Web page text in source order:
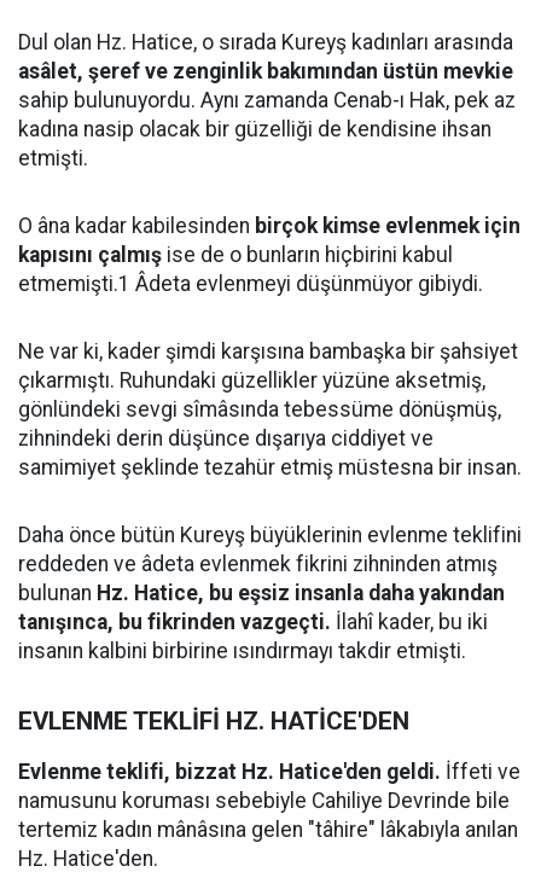
Dul olan Hz. Hatice, o sırada Kureyş kadınları arasında
asâlet, şeref ve zenginlik bakımından üstün mevkie
sahip bulunuyordu. Aynı zamanda Cenab-ı Hak, pek az
kadına nasip olacak bir güzelliği de kendisine ihsan
etmişti.
O âna kadar kabilesinden birçok kimse evlenmek için
kapısını çalmış ise de o bunların hiçbirini kabul
etmemişti.1 Âdeta evlenmeyi düşünmüyor gibiydi.
Ne var ki, kader şimdi karşısına bambaşka bir şahsiyet
çıkarmıştı. Ruhundaki güzellikler yüzüne aksetmiş,
gönlündeki sevgi sîmâsında tebessüme dönüşmüş,
zihnindeki derin düşünce dışarıya ciddiyet ve
samimiyet şeklinde tezahür etmiş müstesna bir insan.
Daha önce bütün Kureyş büyüklerinin evlenme teklifini
reddeden ve âdeta evlenmek fikrini zihninden atmış
bulunan Hz. Hatice, bu eşsiz insanla daha yakından
tanışınca, bu fikrinden vazgeçti. İlahî kader, bu iki
insanın kalbini birbirine ısındırmayı takdir etmişti.
EVLENME TEKLİFİ HZ. HATİCE'DEN
Evlenme teklifi, bizzat Hz. Hatice'den geldi. İffeti ve
namusunu koruması sebebiyle Cahiliye Devrinde bile
tertemiz kadın mânâsına gelen "tâhire" lâkabıyla anılan
Hz. Hatice'den.